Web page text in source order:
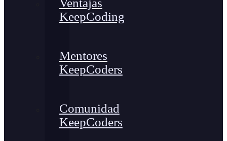
Ventajas
KeepCoding
Mentores
KeepCoders
Comunidad
KeepCoders